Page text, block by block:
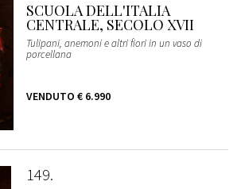
SCUOLA DELL'ITALIA
CENTRALE, SECOLO XVII
Tulipani, anemoni e altri fiori in un vaso di
porcellana
VENDUTO € 6.990
149